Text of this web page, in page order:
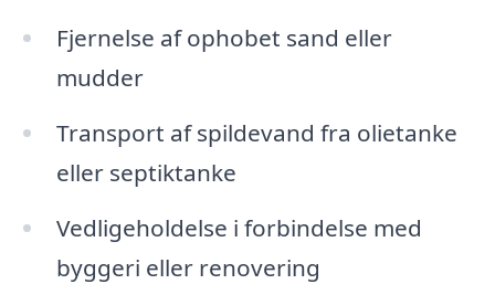
Fjernelse af ophobet sand eller
mudder
Transport af spildevand fra olietanke
eller septiktanke
Vedligeholdelse i forbindelse med
byggeri eller renovering